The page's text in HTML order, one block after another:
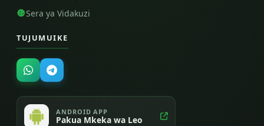
Sera ya Vidakuzi
TUJUMUIKE
ANDROID APP
Pakua Mkeka wa Leo